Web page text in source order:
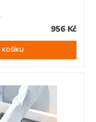
956 Kč